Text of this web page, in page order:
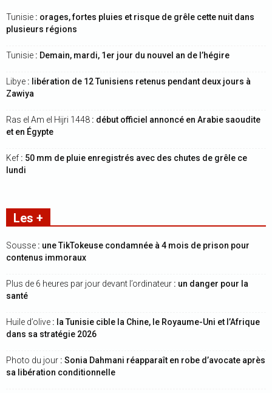
Tunisie : orages, fortes pluies et risque de grêle cette nuit dans
plusieurs régions
Tunisie : Demain, mardi, 1er jour du nouvel an de l’hégire
Libye : libération de 12 Tunisiens retenus pendant deux jours à
Zawiya
Ras el Am el Hijri 1448 : début officiel annoncé en Arabie saoudite
et en Égypte
Kef : 50 mm de pluie enregistrés avec des chutes de grêle ce
lundi
Les +
Sousse : une TikTokeuse condamnée à 4 mois de prison pour
contenus immoraux
Plus de 6 heures par jour devant l’ordinateur : un danger pour la
santé
Huile d’olive : la Tunisie cible la Chine, le Royaume-Uni et l’Afrique
dans sa stratégie 2026
Photo du jour : Sonia Dahmani réapparaît en robe d’avocate après
sa libération conditionnelle